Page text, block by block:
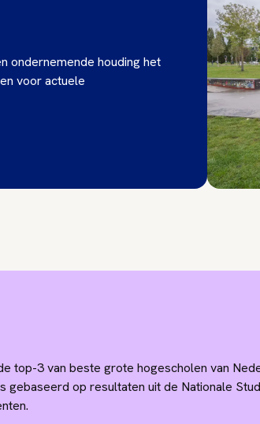
ondernemende houding het
voor actuele
top-3 van beste grote hogescholen van
gebaseerd op resultaten uit de Nationale